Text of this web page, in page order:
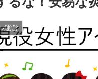
運営